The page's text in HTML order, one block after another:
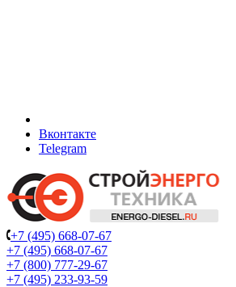
Вконтакте
Telegram
+7 (495) 668-07-67
+7 (495) 668-07-67
+7 (800) 777-29-67
+7 (495) 233-93-59